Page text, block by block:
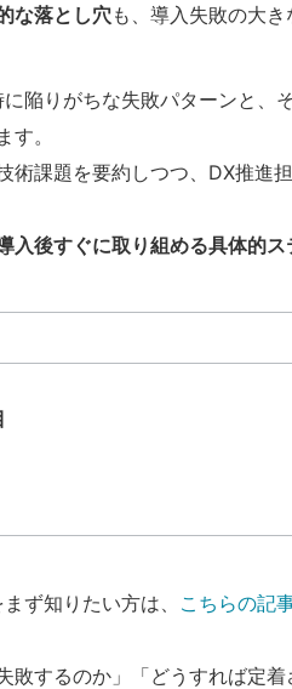
な落とし穴も、導入失敗の大き
陥りがちな失敗パターンと、
。
術課題を要約しつつ、DX推進
入後すぐに取り組める具体的ス
ず知りたい方は、 こちらの記
敗するのか」「どうすれば定着